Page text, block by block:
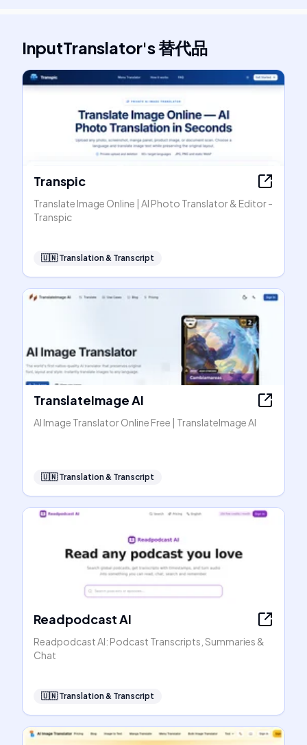
InputTranslator's替代品
Transpic
Translate Image Online | AI Photo Translator & Editor -
Transpic
🇺🇳 Translation & Transcript
TranslateImage AI
AI Image Translator Online Free | TranslateImage AI
🇺🇳 Translation & Transcript
Readpodcast AI
Readpodcast AI: Podcast Transcripts, Summaries &
Chat
🇺🇳 Translation & Transcript